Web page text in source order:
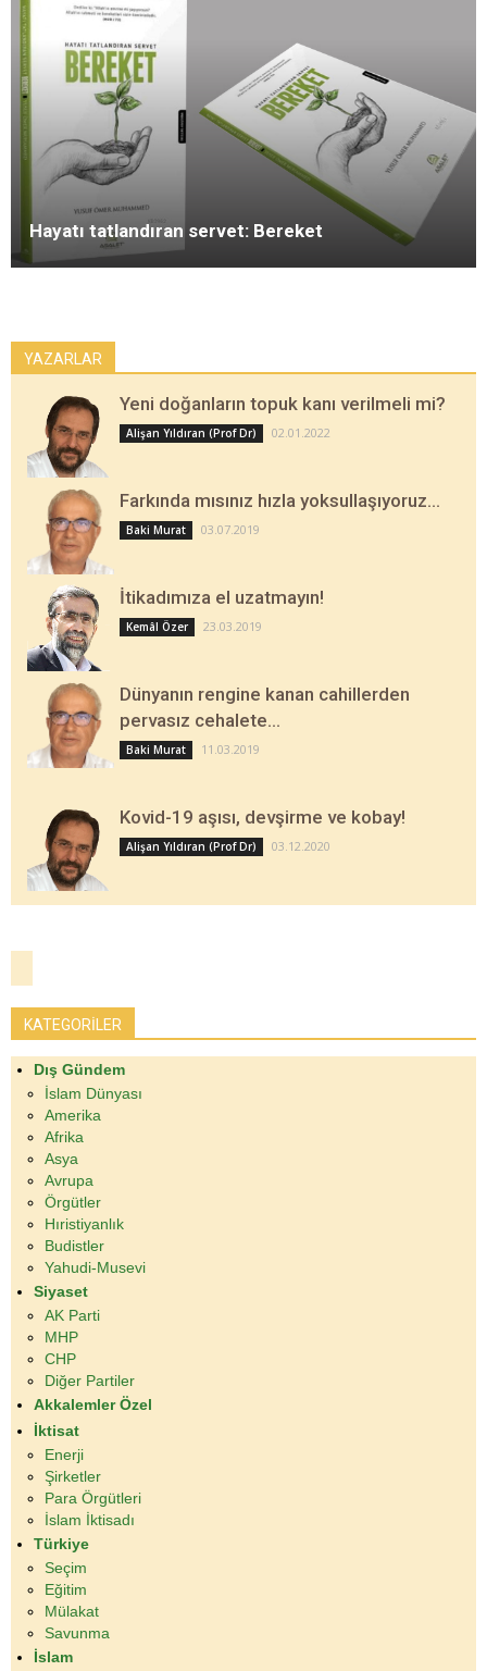
Hayatı tatlandıran servet: Bereket
YAZARLAR
Yeni doğanların topuk kanı verilmeli mi?
Alişan Yıldıran (Prof Dr) 02.01.2022
Farkında mısınız hızla yoksullaşıyoruz…
Baki Murat 03.07.2019
İtikadımıza el uzatmayın!
Kemâl Özer 23.03.2019
Dünyanın rengine kanan cahillerden
pervasız cehalete…
Baki Murat 11.03.2019
Kovid-19 aşısı, devşirme ve kobay!
Alişan Yıldıran (Prof Dr) 03.12.2020
KATEGORİLER
Dış Gündem
İslam Dünyası
Amerika
Afrika
Asya
Avrupa
Örgütler
Hıristiyanlık
Budistler
Yahudi-Musevi
Siyaset
AK Parti
MHP
CHP
Diğer Partiler
Akkalemler Özel
İktisat
Enerji
Şirketler
Para Örgütleri
İslam İktisadı
Türkiye
Seçim
Eğitim
Mülakat
Savunma
İslam